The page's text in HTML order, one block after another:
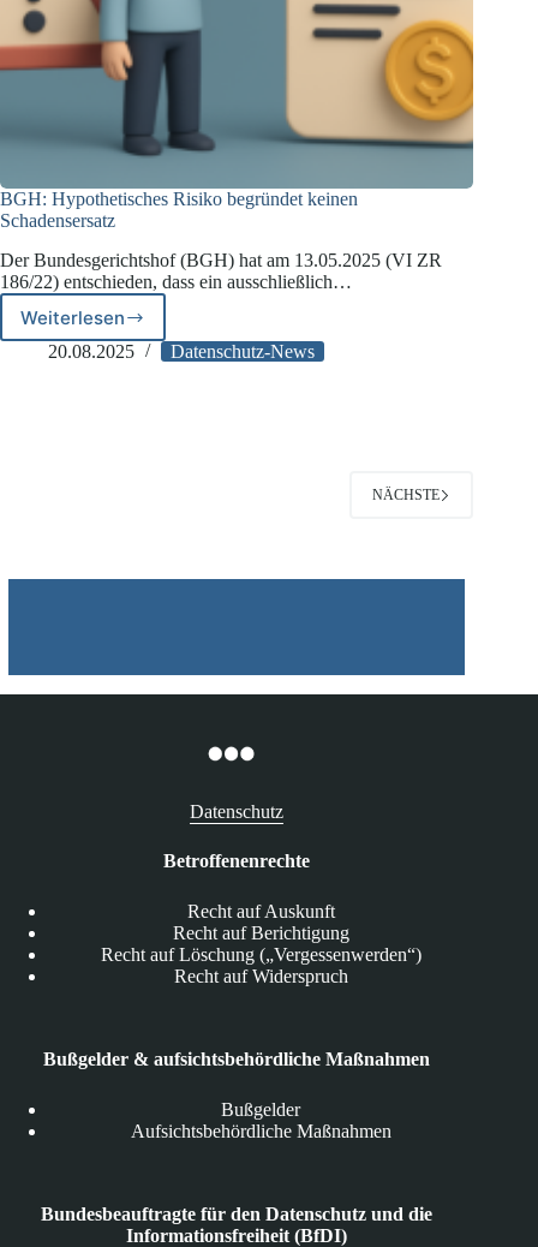
BGH: Hypothetisches Risiko begründet keinen
Schadensersatz
Der Bundesgerichtshof (BGH) hat am 13.05.2025 (VI ZR
186/22) entschieden, dass ein ausschließlich…
Weiterlesen
BGH:
Hypothetisches
20.08.2025 Datenschutz-News
NÄCHSTE
Datenschutz
Betroffenenrechte
Recht auf Auskunft
Recht auf Berichtigung
Recht auf Löschung („Vergessenwerden“)
Recht auf Widerspruch
Bußgelder & aufsichtsbehördliche Maßnahmen
Bußgelder
Aufsichtsbehördliche Maßnahmen
Bundesbeauftragte für den Datenschutz und die
Informationsfreiheit (BfDI)